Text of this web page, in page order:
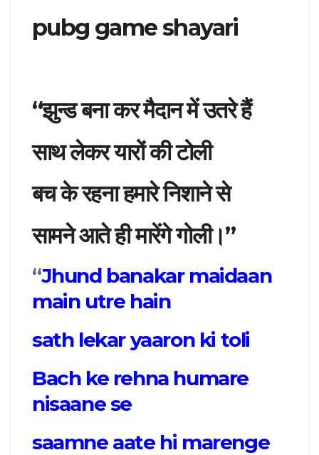
pubg game shayari
“झुन्ड बना कर मैदान में उतरे हैं
साथ लेकर यारों की टोली
बच के रहना हमारे निशाने से
सामने आते ही मारेंगे गोली।”
“Jhund banakar maidaan
main utre hain
sath lekar yaaron ki toli
Bach ke rehna humare
nisaane se
saamne aate hi marenge